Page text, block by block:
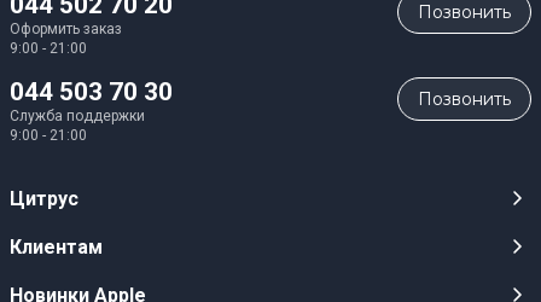
Оформить заказ
9:00 - 21:00
Позвонить
044 503 70 30
Служба поддержки
9:00 - 21:00
Позвонить
Цитрус
Карьера
Клиентам
Публичные оферты
Новинки Apple